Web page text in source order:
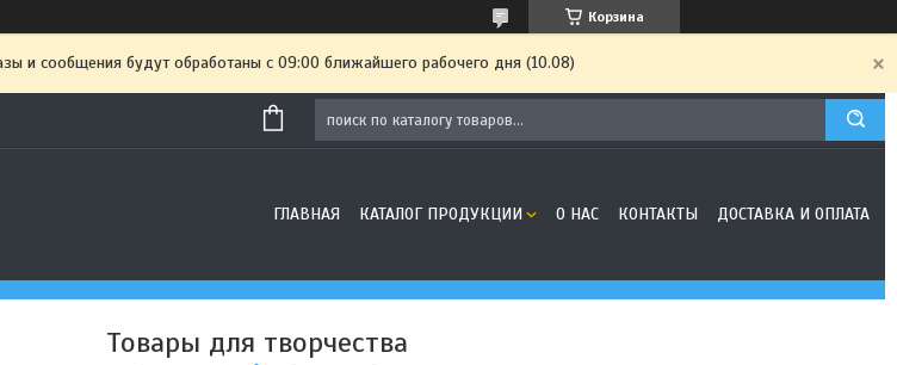
Корзина
и сообщения будут обработаны с 09:00 ближайшего рабочего дня (10.08)
ГЛАВНАЯ КАТАЛОГ ПРОДУКЦИИ О НАС КОНТАКТЫ ДОСТАВКА И ОПЛАТА
Товары для творчества